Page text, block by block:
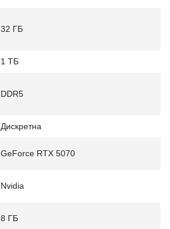
32 ГБ
1 ТБ
DDR5
Дискретна
GeForce RTX 5070
Nvidia
8 ГБ